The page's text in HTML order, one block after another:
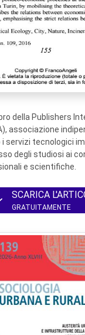
della Publishers
associazione
servizi tecnologici
degli studiosi ai
e scientifiche.
SCARICA
GRATUITAMENTE